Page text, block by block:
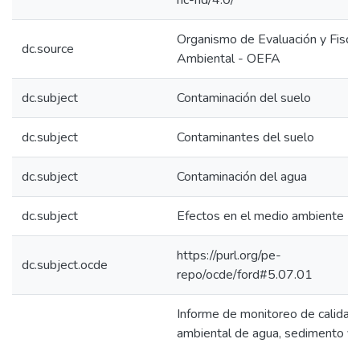
dc.source
Organismo de Evaluación y
Ambiental - OEFA
dc.subject Contaminación del suelo
dc.subject Contaminantes del suelo
dc.subject Contaminación del agua
dc.subject Efectos en el medio ambiente
dc.subject.ocde
https://purl.org/pe-
repo/ocde/ford#5.07.01
Informe de monitoreo de calidad
ambiental de agua, sedimento y